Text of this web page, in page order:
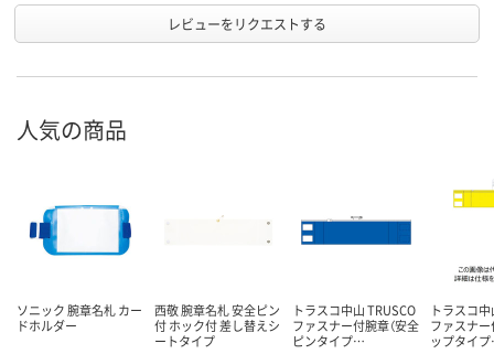
レビューをリクエストする
人気の商品
ソニック 腕章名札 カー
ドホルダー
西敬 腕章名札 安全ピン
付 ホック付 差し替えシ
ートタイプ
トラスコ中山 TRUSCO
ファスナー付腕章（安全
ピンタイプ…
トラスコ
ファスナー
ップタイ